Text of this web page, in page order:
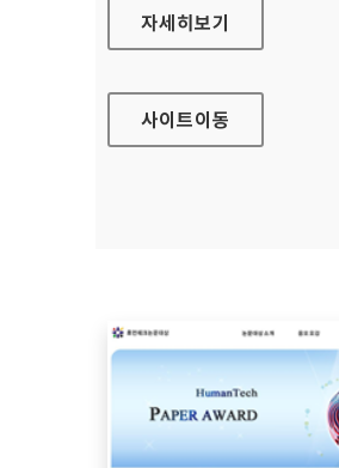
삼성전자 승마단 홈페이지
자세히보기
사이트이동